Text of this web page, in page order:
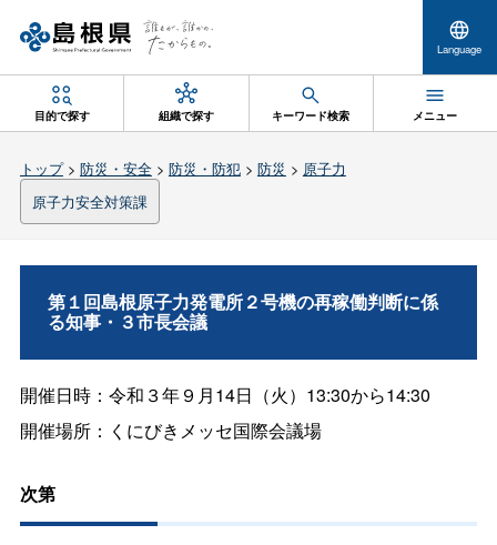
Language
目的で探す 組織で探す キーワード検索 メニュー
トップ> 防災・安全> 防災・防犯> 防災 > 原子力
原子力安全対策課
第１回島根原子力発電所２号機の再稼働判断に係
る知事・３市長会議
開催日時：令和３年９月14日（火）13:30から14:30
開催場所：くにびきメッセ国際会議場
次第